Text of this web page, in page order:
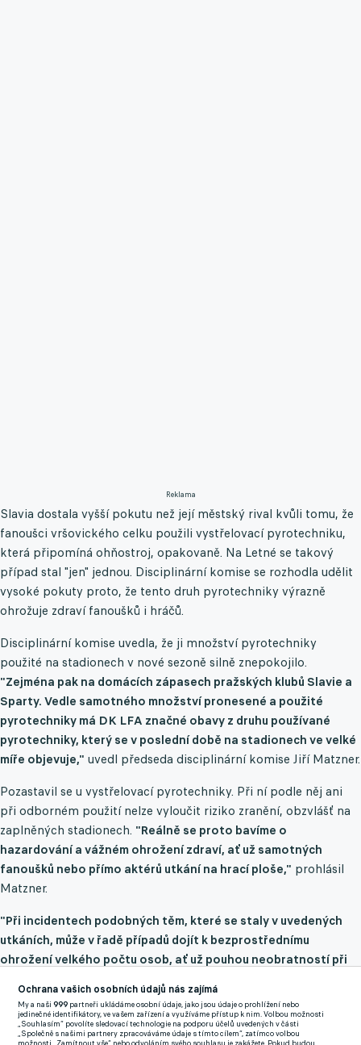
Reklama
Slavia dostala vyšší pokutu než její městský rival kvůli tomu, že
fanoušci vršovického celku použili vystřelovací pyrotechniku,
která připomíná ohňostroj, opakovaně. Na Letné se takový
případ stal "jen" jednou. Disciplinární komise se rozhodla udělit
vysoké pokuty proto, že tento druh pyrotechniky výrazně
ohrožuje zdraví fanoušků i hráčů.
Disciplinární komise uvedla, že ji množství pyrotechniky
použité na stadionech v nové sezoně silně znepokojilo.
"Zejména pak na domácích zápasech pražských klubů Slavie a
Sparty. Vedle samotného množství pronesené a použité
pyrotechniky má DK LFA značné obavy z druhu používané
pyrotechniky, který se v poslední době na stadionech ve velké
míře objevuje," uvedl předseda disciplinární komise Jiří Matzner.
Pozastavil se u vystřelovací pyrotechniky. Při ní podle něj ani
při odborném použití nelze vyloučit riziko zranění, obzvlášť na
zaplněných stadionech. "Reálně se proto bavíme o
hazardování a vážném ohrožení zdraví, ať už samotných
fanoušků nebo přímo aktérů utkání na hrací ploše," prohlásil
Matzner.
"Při incidentech podobných těm, které se staly v uvedených
utkáních, může v řadě případů dojít k bezprostřednímu
ohrožení velkého počtu osob, ať už pouhou neobratností při
jinou, doslova smolnou událostí," dodal Matzner, který v komisi
v polovině července nahradil Richarda Bačka, jemuž vypršel
mandát.
Ochrana vašich osobních údajů nás zajímá
My a naši999 partneři ukládáme osobní údaje, jako jsou údaje o prohlížení nebo
jedinečné identifikátory, ve vašem zařízení a využíváme přístup k nim. Volbou možnosti
„Souhlasím“ povolíte sledovací technologie na podporu účelů uvedených v části
„Společně s našimi partnery zpracováváme údaje s tímto cílem“, zatímco volbou